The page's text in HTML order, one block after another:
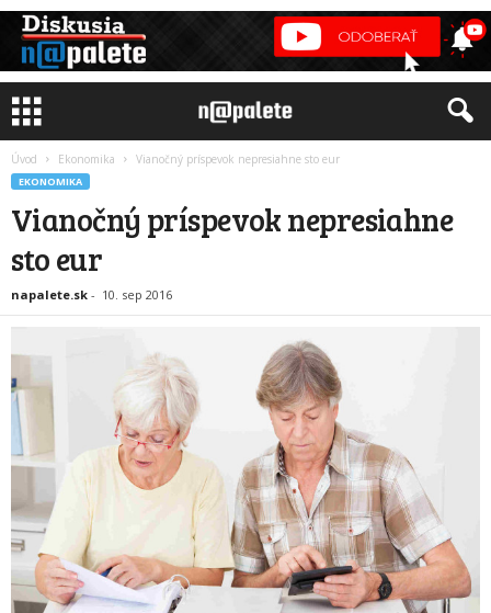
Úvod Ekonomika Vianočný príspevok nepresiahne sto eur
EKONOMIKA
Vianočný príspevok nepresiahne
sto eur
napalete.sk - 10. sep 2016